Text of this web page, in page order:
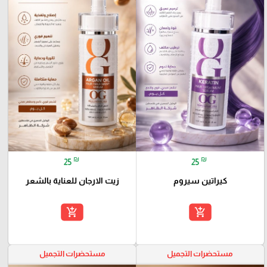
25 ₪
كيراتين سيروم
add_shopping_cart
25 ₪
زيت الارجان للعناية بالشعر
add_shopping_cart
مستحضرات التجميل مستحضرات التجميل